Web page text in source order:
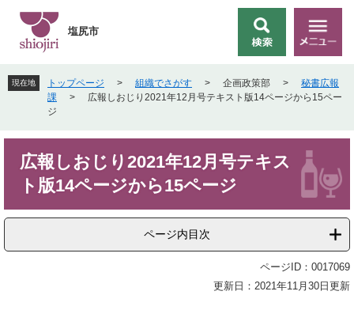
先
頭
。
を
飛
て
索
メ
ニ
ー
塩尻市
現在地 トップページ > 組織でさがす > 企画政策部 >
秘書広報
課
>
広報しおじり2021年12月号テキスト版14ページから15ペー
ジ
広報しおじり2021年12月号テキス
ト版14ページから15ページ
ページ内目次
ページID：0017069
更新日：2021年11月30日更新